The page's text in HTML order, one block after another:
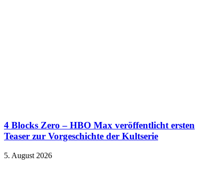
4 Blocks Zero – HBO Max veröffentlicht ersten
Teaser zur Vorgeschichte der Kultserie
5. August 2026